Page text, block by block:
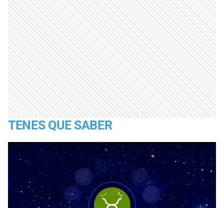
TENES QUE SABER